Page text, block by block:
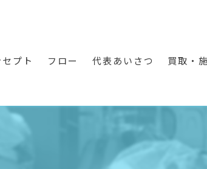
プト フロー 代表あいさつ 買取・